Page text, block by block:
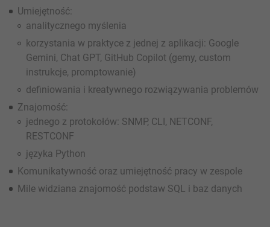
Umiejętność:
analitycznego myślenia
korzystania w praktyce z jednej z aplikacji: Google
Gemini, Chat GPT, GitHub Copilot (gemy, custom
instrukcje, promptowanie)
definiowania i kreatywnego rozwiązywania problemów
Znajomość:
jednego z protokołów: SNMP, CLI, NETCONF,
RESTCONF
języka Python
Komunikatywność oraz umiejętność pracy w zespole
Mile widziana znajomość podstaw SQL i baz danych